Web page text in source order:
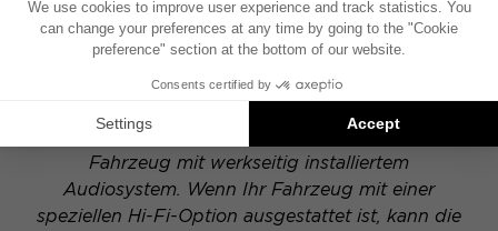
POWERED
Dieses Installationsschema basiert auf einem
Fahrzeug mit werkseitig installiertem
Audiosystem. Wenn Ihr Fahrzeug mit einer
speziellen Hi-Fi-Option ausgestattet ist, kann die